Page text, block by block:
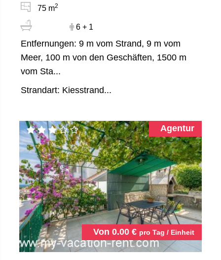
75 m2
6 + 1
Entfernungen: 9 m vom Strand, 9 m vom
Meer, 100 m von den Geschäften, 1500 m
vom Sta...
Strandart: Kiesstrand...
Von 0.00 € pro Tag / Einheit
Agentur